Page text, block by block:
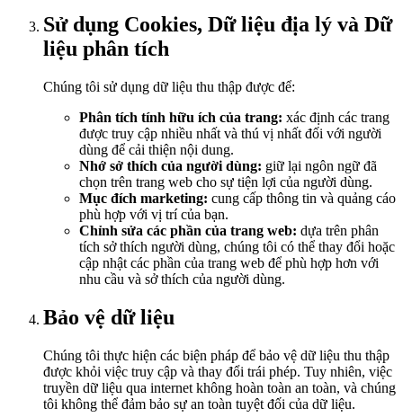
Sử dụng Cookies, Dữ liệu địa lý và Dữ
liệu phân tích
Chúng tôi sử dụng dữ liệu thu thập được để:
Phân tích tính hữu ích của trang: xác định các trang
được truy cập nhiều nhất và thú vị nhất đối với người
dùng để cải thiện nội dung.
Nhớ sở thích của người dùng: giữ lại ngôn ngữ đã
chọn trên trang web cho sự tiện lợi của người dùng.
Mục đích marketing: cung cấp thông tin và quảng cáo
phù hợp với vị trí của bạn.
Chỉnh sửa các phần của trang web: dựa trên phân
tích sở thích người dùng, chúng tôi có thể thay đổi hoặc
cập nhật các phần của trang web để phù hợp hơn với
nhu cầu và sở thích của người dùng.
Bảo vệ dữ liệu
Chúng tôi thực hiện các biện pháp để bảo vệ dữ liệu thu thập
được khỏi việc truy cập và thay đổi trái phép. Tuy nhiên, việc
truyền dữ liệu qua internet không hoàn toàn an toàn, và chúng
tôi không thể đảm bảo sự an toàn tuyệt đối của dữ liệu.